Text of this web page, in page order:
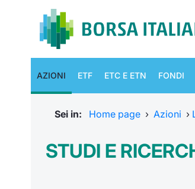
AZIONI ETF ETC E ETN FONDI
Sei in: Home page › Azioni ›
STUDI E